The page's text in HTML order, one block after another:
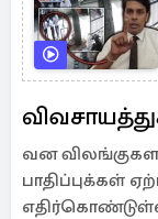
வன
பாதிப்புக்கள்